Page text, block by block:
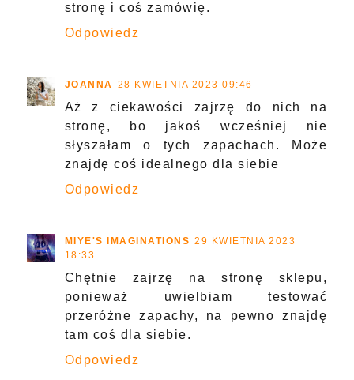
stronę i coś zamówię.
Odpowiedz
JOANNA 28 KWIETNIA 2023 09:46
Aż z ciekawości zajrzę do nich na
stronę, bo jakoś wcześniej nie
słyszałam o tych zapachach. Może
znajdę coś idealnego dla siebie
Odpowiedz
MIYE'S IMAGINATIONS 29 KWIETNIA 2023
18:33
Chętnie zajrzę na stronę sklepu,
ponieważ uwielbiam testować
przeróżne zapachy, na pewno znajdę
tam coś dla siebie.
Odpowiedz